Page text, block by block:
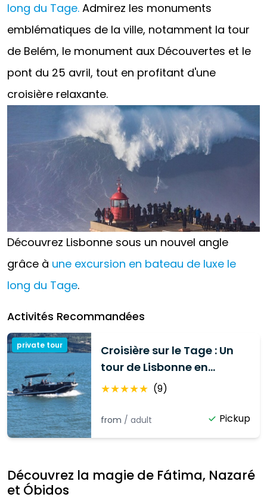
long du Tage. Admirez les monuments
emblématiques de la ville, notamment la tour
de Belém, le monument aux Découvertes et le
pont du 25 avril, tout en profitant d'une
croisière relaxante.
Découvrez Lisbonne sous un nouvel angle
grâce à une excursion en bateau de luxe le
long du Tage.
Activités Recommandées
private tour
Croisière sur le Tage : Un
tour de Lisbonne en
bateau de luxe
★★★★★ (9)
from /adult Pickup
Découvrez la magie de Fátima, Nazaré
et Óbidos